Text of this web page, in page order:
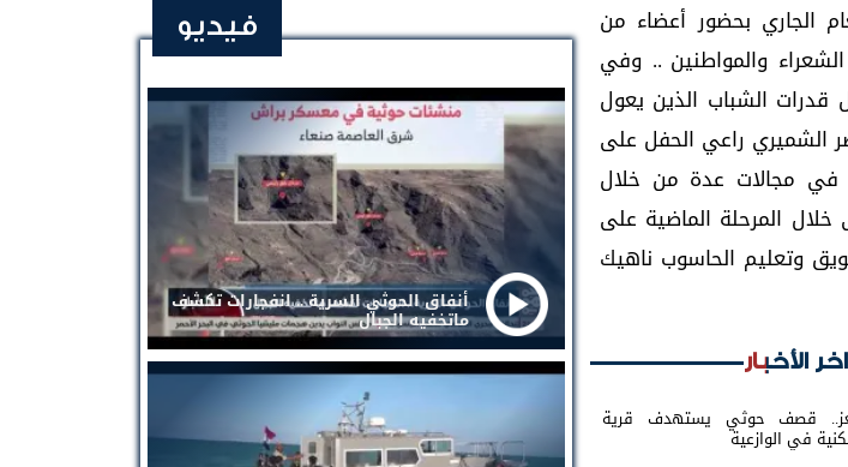
الجاري بحضور أعضاء من
والمواطنين .. وفي
قدرات الشباب الذين يعول
الشميري راعي الحفل على
في مجالات عدة من خلال
خلال المرحلة الماضية على
وتعليم الحاسوب ناهيك
اخر الأخبار
قصف حوثي يستهدف قرية
في الوازعية
فيديو
أنفاق الحوثي السرية .. انفجارات تكشف
ماتخفيه الجبال